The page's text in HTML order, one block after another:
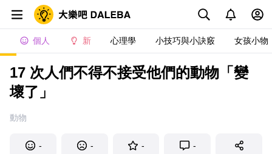
個人 新 心理學 小技巧與小訣竅 女孩小物
17 次人們不得不接受他們的動物「變
壞了」
動物
- - - -